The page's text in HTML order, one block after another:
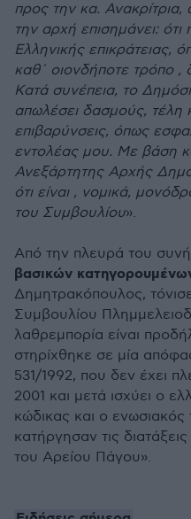
προς την κα.
την αρχή επισημάνει:
Ελληνικής επικράτειας,
καθ΄ οιονδήποτε τρόπο ,
Κατά συνέπεια, το
απωλέσει δασμούς, τέλη
επιβαρύνσεις, όπως
εντολέας μου. Με βάση
Ανεξάρτητης Αρχής
ότι είναι , νομικά,
του Συμβουλίου».
Από την πλευρά του
βασικών
Δημητρακόπουλος,
Συμβουλίου
λαθρεμπορία είναι
στηρίχθηκε σε μία
531/1992, που δεν έχει
2001 και μετά ισχύει ο
κώδικας και ο
κατήργησαν τις
του Αρείου Πάγου».